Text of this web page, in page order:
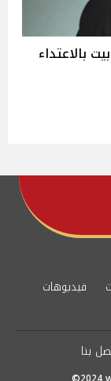
بالاعتداء
فيديوهات
بنا